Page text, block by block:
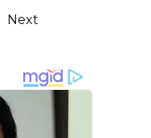
Next